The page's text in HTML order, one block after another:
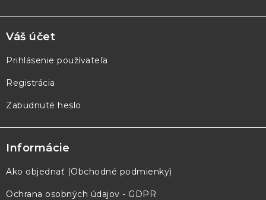
Váš účet
Prihlásenie používateľa
Registrácia
Zabudnuté heslo
Informácie
Ako objednať (Obchodné podmienky)
Ochrana osobných údajov - GDPR